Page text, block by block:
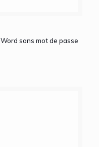
sans mot de passe